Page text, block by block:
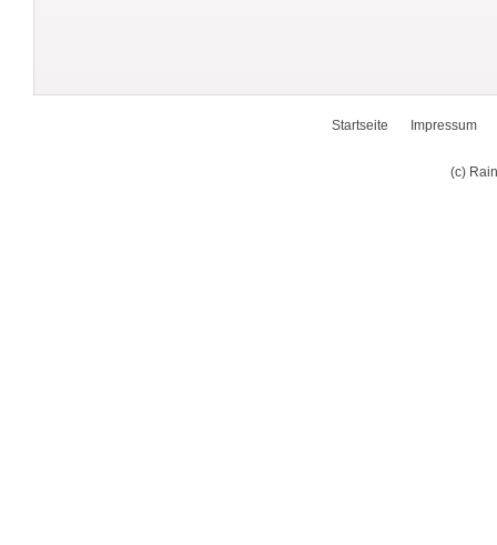
Startseite Impressum
(c)